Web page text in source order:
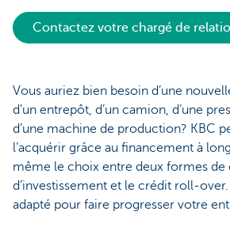
Contactez votre chargé de
Vous auriez bien besoin d’une
d’un entrepôt, d’un camion, d’une
d’une machine de production? KBC
l’acquérir grâce au financement à
même le choix entre deux formes
d’investissement et le crédit roll-
adapté pour faire progresser votre